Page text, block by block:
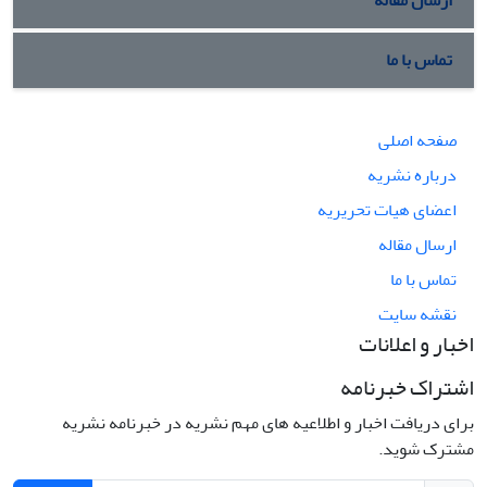
تماس با ما
صفحه اصلی
درباره نشریه
اعضای هیات تحریریه
ارسال مقاله
تماس با ما
نقشه سایت
اخبار و اعلانات
اشتراک خبرنامه
برای دریافت اخبار و اطلاعیه های مهم نشریه در خبرنامه نشریه
مشترک شوید.